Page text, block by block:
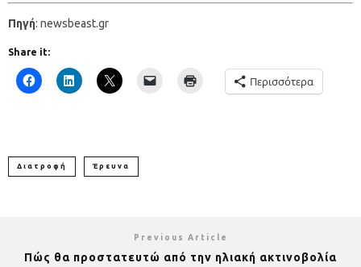
Πηγή: newsbeast.gr
Share it:
Περισσότερα
Διατροφή Έρευνα
Previous Article
Πώς θα προστατευτώ από την ηλιακή ακτινοβολία